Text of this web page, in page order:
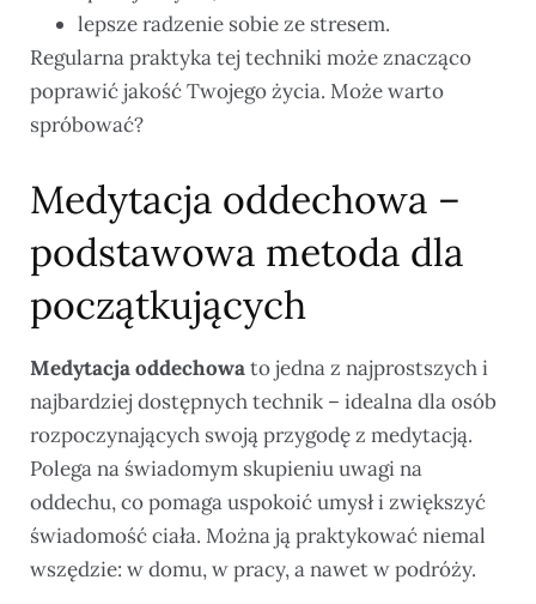
lepsze radzenie sobie ze stresem.
Regularna praktyka tej techniki może znacząco
poprawić jakość Twojego życia. Może warto
spróbować?
Medytacja oddechowa –
podstawowa metoda dla
początkujących
Medytacja oddechowato jedna z najprostszych i
najbardziej dostępnych technik – idealna dla osób
rozpoczynających swoją przygodę z medytacją.
Polega na świadomym skupieniu uwagi na
oddechu, co pomaga uspokoić umysł i zwiększyć
świadomość ciała. Można ją praktykować niemal
wszędzie: w domu, w pracy, a nawet w podróży.